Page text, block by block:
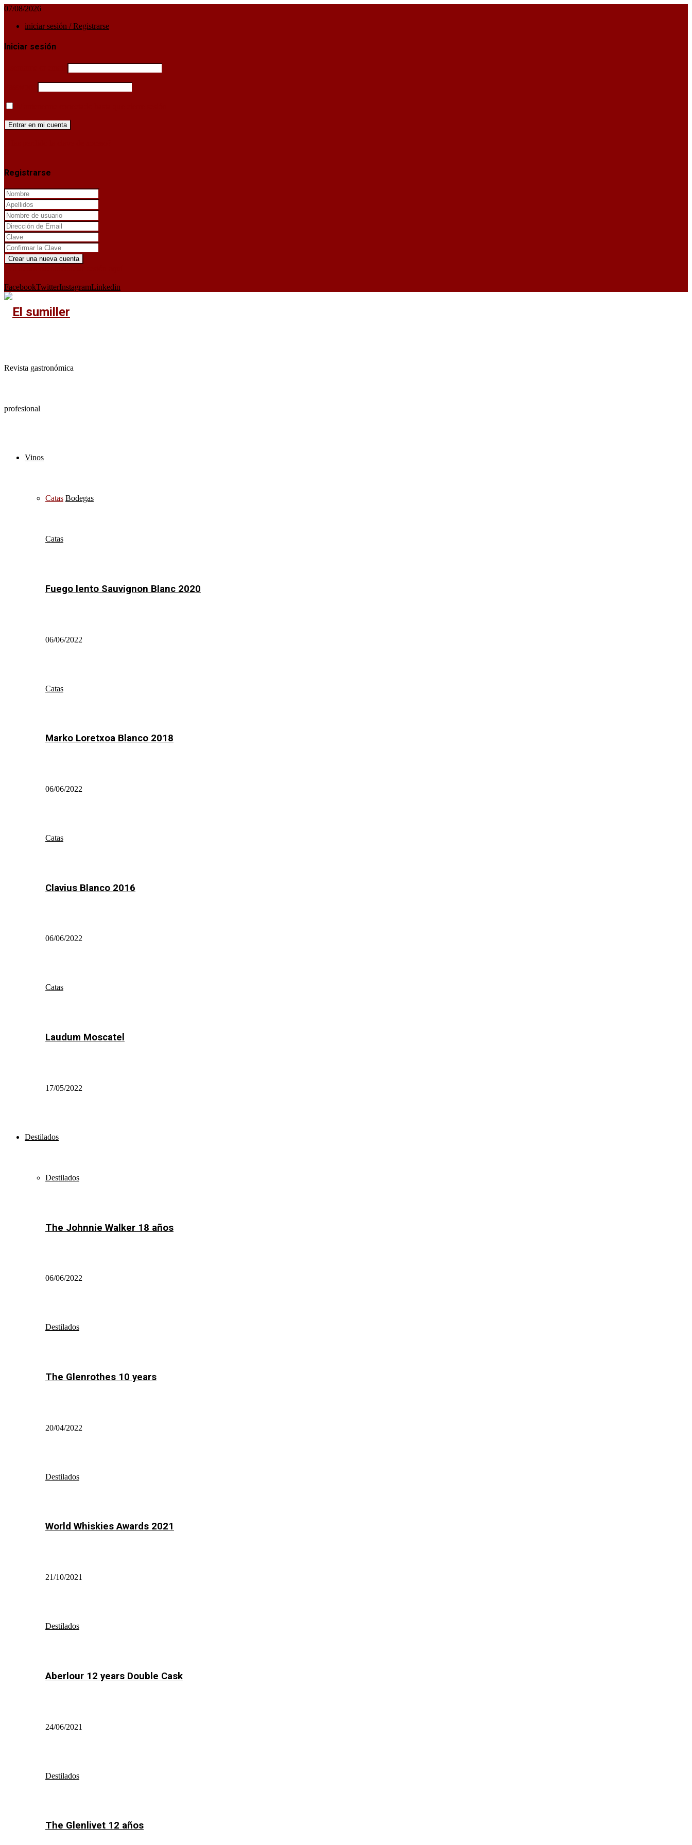
07/08/2026
iniciar sesión / Registrarse
Iniciar sesión
Registrarse
FacebookTwitterInstagramLinkedin
Revista gastronómica
profesional
Vinos
Catas Bodegas
Catas
Fuego lento Sauvignon Blanc 2020
06/06/2022
Catas
Marko Loretxoa Blanco 2018
06/06/2022
Catas
Clavius Blanco 2016
06/06/2022
Catas
Laudum Moscatel
17/05/2022
Destilados
Destilados
The Johnnie Walker 18 años
06/06/2022
Destilados
The Glenrothes 10 years
20/04/2022
Destilados
World Whiskies Awards 2021
21/10/2021
Destilados
Aberlour 12 years Double Cask
24/06/2021
Destilados
The Glenlivet 12 años